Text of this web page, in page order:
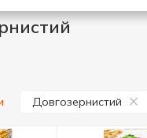
Довгозернистий